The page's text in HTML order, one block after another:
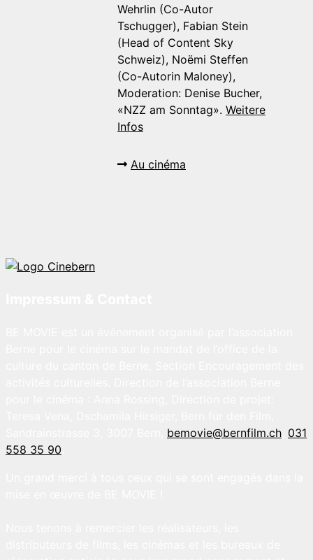
Wehrlin (Co-Autor
Tschugger), Fabian Stein
(Head of Content Sky
Schweiz), Noëmi Steffen
(Co-Autorin Maloney),
Moderation: Denise Bucher,
«NZZ am Sonntag». Weitere
Infos
Au cinéma
bemovie@bernfilm.ch 031
558 35 90